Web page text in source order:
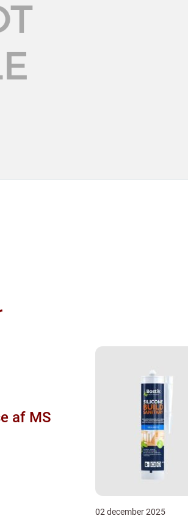
af MS
02 december 2025